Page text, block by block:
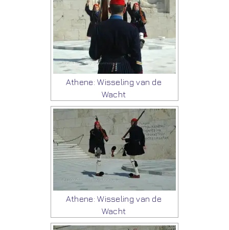
Athene: Wisseling van de
Wacht
Athene: Wisseling van de
Wacht